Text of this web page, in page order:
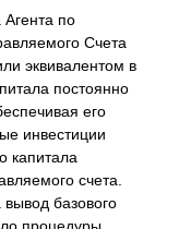
Агента по
Счета
эквивалентом в
постоянно
его
инвестиции
капитала
счета.
базового